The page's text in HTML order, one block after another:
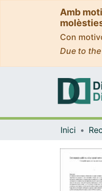
Amb
Con
Due to
Inici